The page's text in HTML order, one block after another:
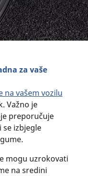
za vaše
na vašem vozilu
Važno je
preporučuje
izbjegle
mogu uzrokovati
na sredini